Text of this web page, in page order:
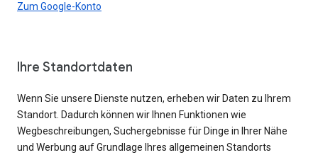
Zum Google-Konto
Ihre Standortdaten
Wenn Sie unsere Dienste nutzen, erheben wir Daten zu Ihrem
Standort. Dadurch können wir Ihnen Funktionen wie
Wegbeschreibungen, Suchergebnisse für Dinge in Ihrer Nähe
und Werbung auf Grundlage Ihres allgemeinen Standorts